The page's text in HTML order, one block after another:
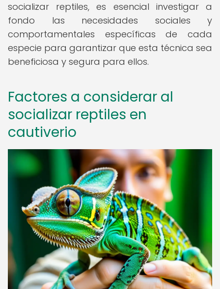
socializar reptiles, es esencial investigar a
fondo las necesidades sociales y
comportamentales específicas de cada
especie para garantizar que esta técnica sea
beneficiosa y segura para ellos.
Factores a considerar al
socializar reptiles en
cautiverio